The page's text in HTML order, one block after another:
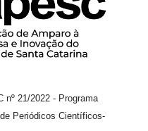
nº 21/2022 - Programa
Periódicos Científicos-